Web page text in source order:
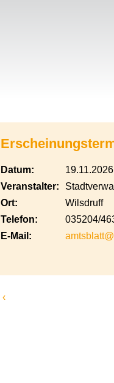
Datum:
19.11.2026
Veranstalter:
Ort:
Wilsdruff
Telefon:
035204/
E-Mail:
‹